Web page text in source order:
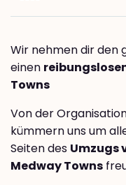
Wir nehmen dir den
einen
Towns
Von der
kümmern uns um
Seiten des Umzugs
Medway Towns